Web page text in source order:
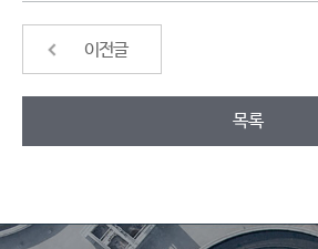
이전글
목록